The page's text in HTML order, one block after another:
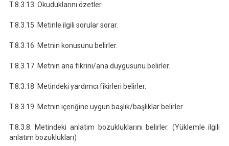
T.8.3.13. Okuduklarını özetler.
T.8.3.15. Metinle ilgili sorular sorar.
T.8.3.16. Metnin konusunu belirler.
T.8.3.17. Metnin ana fikrini/ana duygusunu belirler.
T.8.3.18. Metindeki yardımcı fikirleri belirler.
T.8.3.19. Metnin içeriğine uygun başlık/başlıklar belirler.
T.8.3.8. Metindeki anlatım bozukluklarını belirler. (Yüklemle ilgili
anlatım bozuklukları)